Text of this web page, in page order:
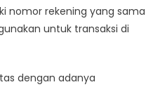
nomor rekening yang sama
untuk transaksi di
dengan adanya